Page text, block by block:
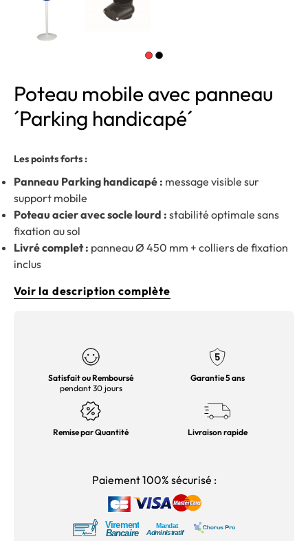
Poteau mobile avec panneau
´Parking handicapé´
Les points forts :
Panneau Parking handicapé : message visible sur
support mobile
Poteau acier avec socle lourd : stabilité optimale sans
fixation au sol
Livré complet : panneau Ø 450 mm + colliers de fixation
inclus
Voir la description complète
Satisfait ou Remboursé
pendant 30 jours
Garantie 5 ans
Remise par Quantité Livraison rapide
Paiement 100% sécurisé :